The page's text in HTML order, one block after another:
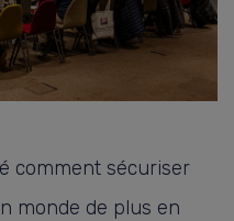
comment sécuriser
monde de plus en